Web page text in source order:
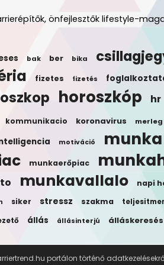
önfejlesztők lifestyle-
bak ber bika
fizetes fizetés
horoszkóp hr
kommunikacio koronavirus merleg
motiváció munka
munkaerőpiac
munkavallalo napi
siker stressz szakma
állás állásinterjú álláskeresés
karriertrend.hu portálon történő